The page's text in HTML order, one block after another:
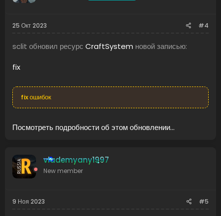
25 Окт 2023 #4
sclit обновил ресурс CraftSystem новой записью:
fix
fix ошибок
Посмотреть подробности об этом обновлении...
vlademyany1997
New member
9 Ноя 2023 #5